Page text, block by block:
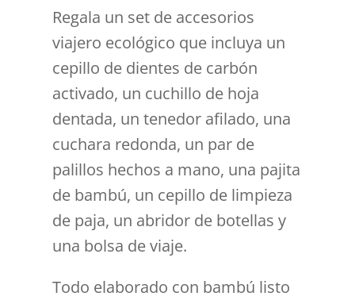
Regala un set de accesorios
viajero ecológico que incluya un
cepillo de dientes de carbón
activado, un cuchillo de hoja
dentada, un tenedor afilado, una
cuchara redonda, un par de
palillos hechos a mano, una pajita
de bambú, un cepillo de limpieza
de paja, un abridor de botellas y
una bolsa de viaje.
Todo elaborado con bambú listo